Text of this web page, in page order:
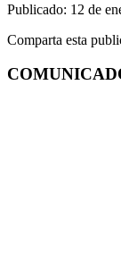
Publicado: 12 de
Comparta esta